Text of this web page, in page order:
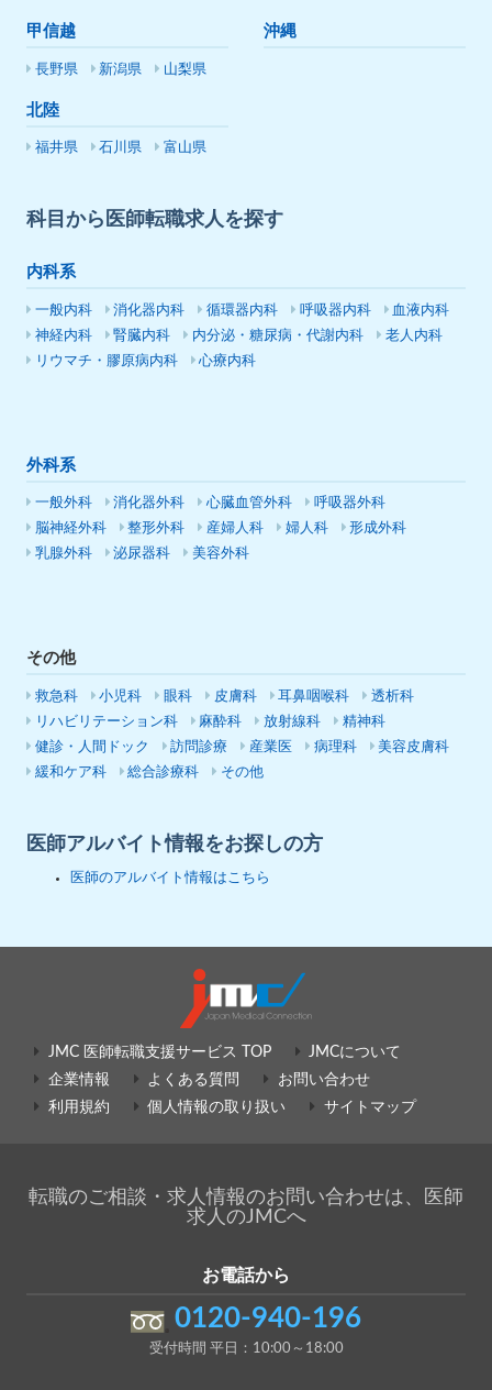
甲信越
長野県 新潟県 山梨県
北陸
福井県 石川県 富山県
沖縄
科目から医師転職求人を探す
内科系
一般内科 消化器内科 循環器内科 呼吸器内科
血液内科
神経内科
腎臓内科 内分泌・糖尿病・代謝内科
老人内科
リウマチ・膠原病内科
心療内科
外科系
一般外科 消化器外科 心臓血管外科
呼吸器外科
脳神経外科
整形外科 産婦人科 婦人科
形成外科
乳腺外科
泌尿器科 美容外科
その他
救急科 小児科 眼科 皮膚科 耳鼻咽喉科
透析科
リハビリテーション科
麻酔科 放射線科
精神科
健診・人間ドック
訪問診療 産業医 病理科
美容皮膚科
緩和ケア科
総合診療科 その他
医師アルバイト情報をお探しの方
医師のアルバイト情報はこちら
JMC 医師転職支援サービス TOP
JMCについて
企業情報
よくある質問
お問い合わせ
利用規約
個人情報の取り扱い サイトマップ
転職のご相談・求人情報のお問い合わせは、医師
求人のJMCへ
お電話から
0120-940-196
受付時間 平日：10:00～18:00